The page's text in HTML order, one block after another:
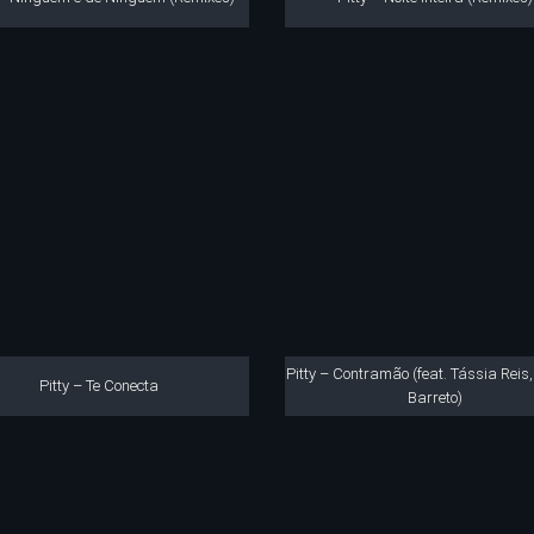
Pitty – Te Conecta
Pitty – Contramão (feat. Tássia
Barreto)